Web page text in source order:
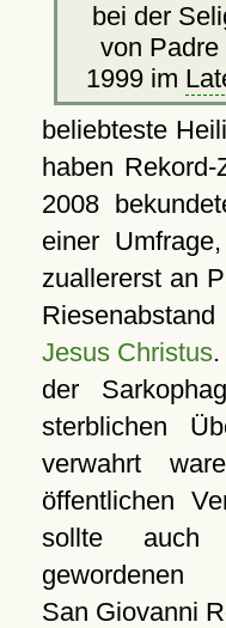
bei der
von
1999 im
beliebteste
haben
2008
einer
zuallererst an
Jesus Christus.
der
sterblichen
verwahrt
öffentlichen
sollte auch
San Giovanni